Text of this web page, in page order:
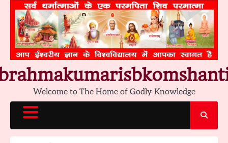
content
Welcome to The Home of Godly Knowledge